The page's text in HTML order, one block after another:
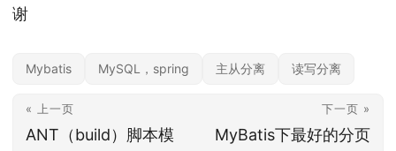
谢
Mybatis MySQL，spring 主从分离 读写分离
« 上一页
ANT（build）脚本模
下一页 »
MyBatis下最好的分页